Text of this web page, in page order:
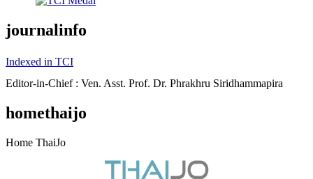
journalinfo
Indexed in TCI
Editor-in-Chief : Ven. Asst. Prof. Dr. Phrakhru Siridhammapira
homethaijo
Home ThaiJo